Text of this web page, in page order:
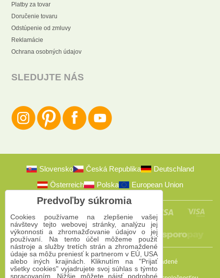
Platby za tovar
Doručenie tovaru
Odstúpenie od zmluvy
Reklamácie
Ochrana osobných údajov
SLEDUJTE NÁS
Slovensko Česká Republika
Deutschland
Österreich
Polska European Union
2009-2026 © Bomba s.r.o.Všetky práva vyhradené
Predvoľby súkromia
Cookies používame na zlepšenie vašej
návštevy tejto webovej stránky, analýzu jej
výkonnosti a zhromažďovanie údajov o jej
používaní. Na tento účel môžeme použiť
nástroje a služby tretích strán a zhromaždené
údaje sa môžu preniesť k partnerom v EÚ, USA
alebo iných krajinách. Kliknutím na "Prijať
všetky cookies" vyjadrujete svoj súhlas s týmto
spracovaním. Nižšie môžete nájsť podrobné